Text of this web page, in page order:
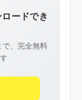
ードでき
で、完全無料